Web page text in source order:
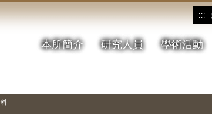
:::
本所簡介 研究人員 學術活動